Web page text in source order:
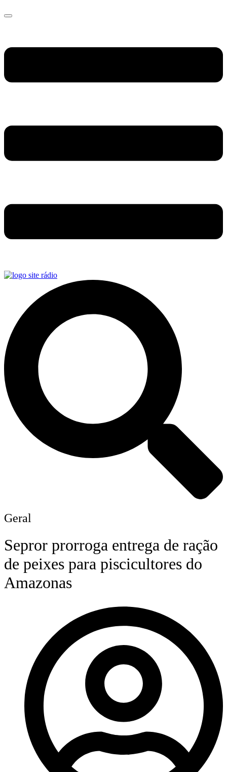
Geral
Sepror prorroga entrega de ração
de peixes para piscicultores do
Amazonas